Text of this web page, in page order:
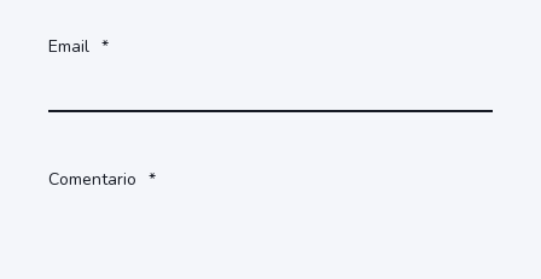
Email *
Comentario *